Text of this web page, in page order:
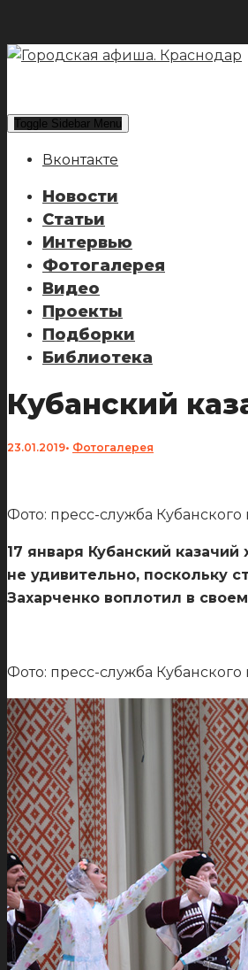
Toggle Sidebar Menu
Вконтакте
Новости
Статьи
Интервью
Фотогалерея
Видео
Проекты
Подборки
Библиотека
Кубанский
23.01.2019• Фотогалерея
Фото: пресс-служба Кубанского
17 января Кубанский
не удивительно, поскольку
Захарченко воплотил в
Фото: пресс-служба Кубанского